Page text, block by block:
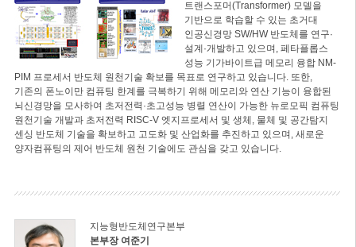
트랜스포머(Transformer) 모델을
기반으로 학습할 수 있는 초거대
인공신경망 SW/HW 반도체를 연구·
설계·개발하고 있으며, 페타플롭스
성능 기가바이트급 메모리 융합 NM-
PIM 프로세서 반도체 원천기술 확보를 목표로 연구하고 있습니다. 또한,
기존의 폰노이만 컴퓨팅 한계를 극복하기 위해 메모리와 연산 기능이 융합된
뇌신경망을 모사하여 초저전력·초고성능 병렬 연산이 가능한 뉴로모픽 컴퓨팅
원천기술 개발과 초저전력 RISC-V 엣지프로세서 및 생체, 물체 및 공간탐지
센싱 반도체 기술을 확보하고 고도화 및 산업화를 추진하고 있으며, 새로운
양자컴퓨팅의 제어 반도체 원천 기술에도 관심을 갖고 있습니다.
지능형반도체연구본부
본부장 여준기